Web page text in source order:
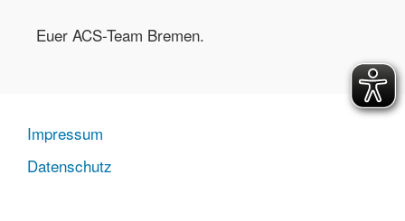
Euer ACS-Team Bremen.
Impressum
Datenschutz